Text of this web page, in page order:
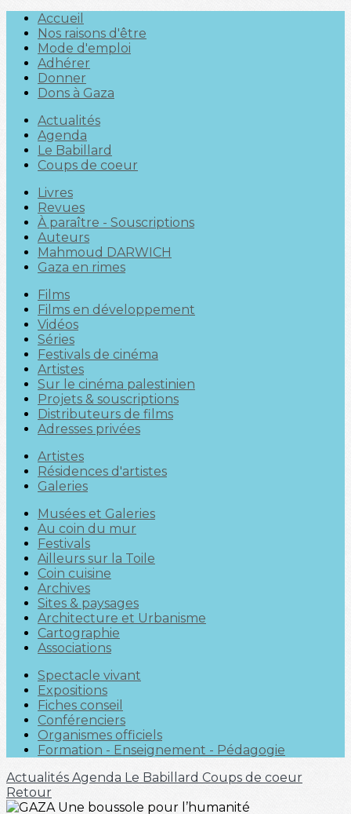
Accueil
Nos raisons d'être
Mode d'emploi
Adhérer
Donner
Dons à Gaza
Actualités
Agenda
Le Babillard
Coups de coeur
Livres
Revues
À paraître - Souscriptions
Auteurs
Mahmoud DARWICH
Gaza en rimes
Films
Films en développement
Vidéos
Séries
Festivals de cinéma
Artistes
Sur le cinéma palestinien
Projets & souscriptions
Distributeurs de films
Adresses privées
Artistes
Résidences d'artistes
Galeries
Musées et Galeries
Au coin du mur
Festivals
Ailleurs sur la Toile
Coin cuisine
Archives
Sites & paysages
Architecture et Urbanisme
Cartographie
Associations
Spectacle vivant
Expositions
Fiches conseil
Conférenciers
Organismes officiels
Formation - Enseignement - Pédagogie
Actualités Agenda Le Babillard Coups de coeur
Retour